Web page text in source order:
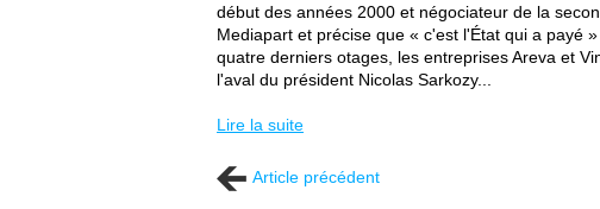
début des années 2000 et négociateur de la
Mediapart et précise que « c'est l'État qui a payé
quatre derniers otages, les entreprises Areva et
l'aval du président Nicolas Sarkozy...
Lire la suite
Article précédent